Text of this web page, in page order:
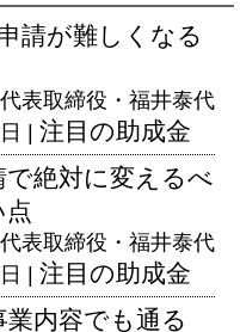
請が難しくなる
表取締役・福井泰代
| 注目の助成金
絶対に変えるべ
表取締役・福井泰代
| 注目の助成金
内容でも通る